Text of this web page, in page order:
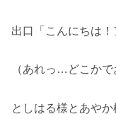
出口「こんにちは！
（あれっ…どこか
としはる様とあや